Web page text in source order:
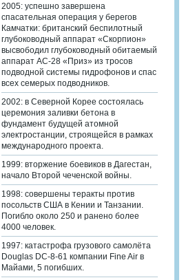
2005: успешно завершена
спасательная операция у берегов
Камчатки: британский беспилотный
глубоководный аппарат «Скорпион»
высвободил глубоководный обитаемый
аппарат АС-28 «Приз» из тросов
подводной системы гидрофонов и спас
всех семерых подводников.
2002: в Северной Корее состоялась
церемония заливки бетона в
фундамент будущей атомной
электростанции, строящейся в рамках
международного проекта.
1999: вторжение боевиков в Дагестан,
начало Второй чеченской войны.
1998: совершены теракты против
посольств США в Кении и Танзании.
Погибло около 250 и ранено более
4000 человек.
1997: катастрофа грузового самолёта
Douglas DC-8-61 компании Fine Air в
Майами, 5 погибших.